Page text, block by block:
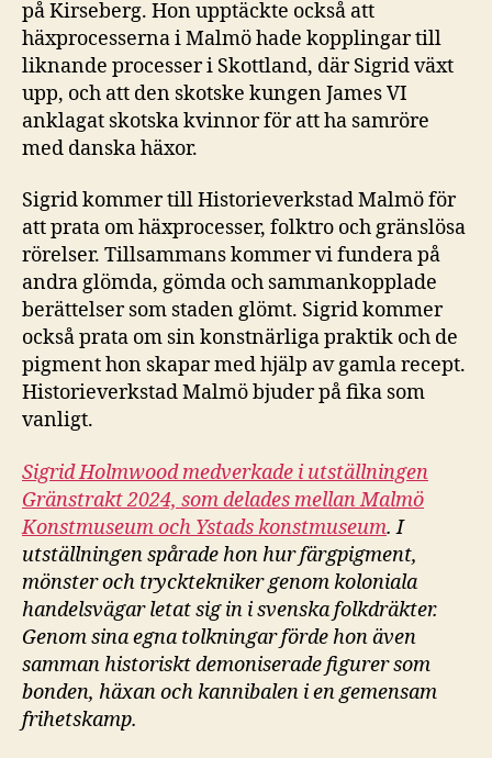
på Kirseberg. Hon upptäckte också att
häxprocesserna i Malmö hade kopplingar till
liknande processer i Skottland, där Sigrid växt
upp, och att den skotske kungen James VI
anklagat skotska kvinnor för att ha samröre
med danska häxor.
Sigrid kommer till Historieverkstad Malmö för
att prata om häxprocesser, folktro och gränslösa
rörelser. Tillsammans kommer vi fundera på
andra glömda, gömda och sammankopplade
berättelser som staden glömt. Sigrid kommer
också prata om sin konstnärliga praktik och de
pigment hon skapar med hjälp av gamla recept.
Historieverkstad Malmö bjuder på fika som
vanligt.
Sigrid Holmwood medverkade i utställningen
Gränstrakt 2024, som delades mellan Malmö
Konstmuseum och Ystads konstmuseum. I
utställningen spårade hon hur färgpigment,
mönster och trycktekniker genom koloniala
handelsvägar letat sig in i svenska folkdräkter.
Genom sina egna tolkningar förde hon även
samman historiskt demoniserade figurer som
bonden, häxan och kannibalen i en gemensam
frihetskamp.